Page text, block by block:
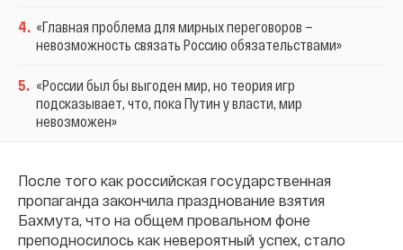
4. «Главная проблема для мирных переговоров —
невозможность связать Россию обязательствами»
5. «России был бы выгоден мир, но теория игр
подсказывает, что, пока Путин у власти, мир
невозможен»
После того как российская государственная
пропаганда закончила празднование взятия
Бахмута, что на общем провальном фоне
преподносилось как невероятный успех, стало